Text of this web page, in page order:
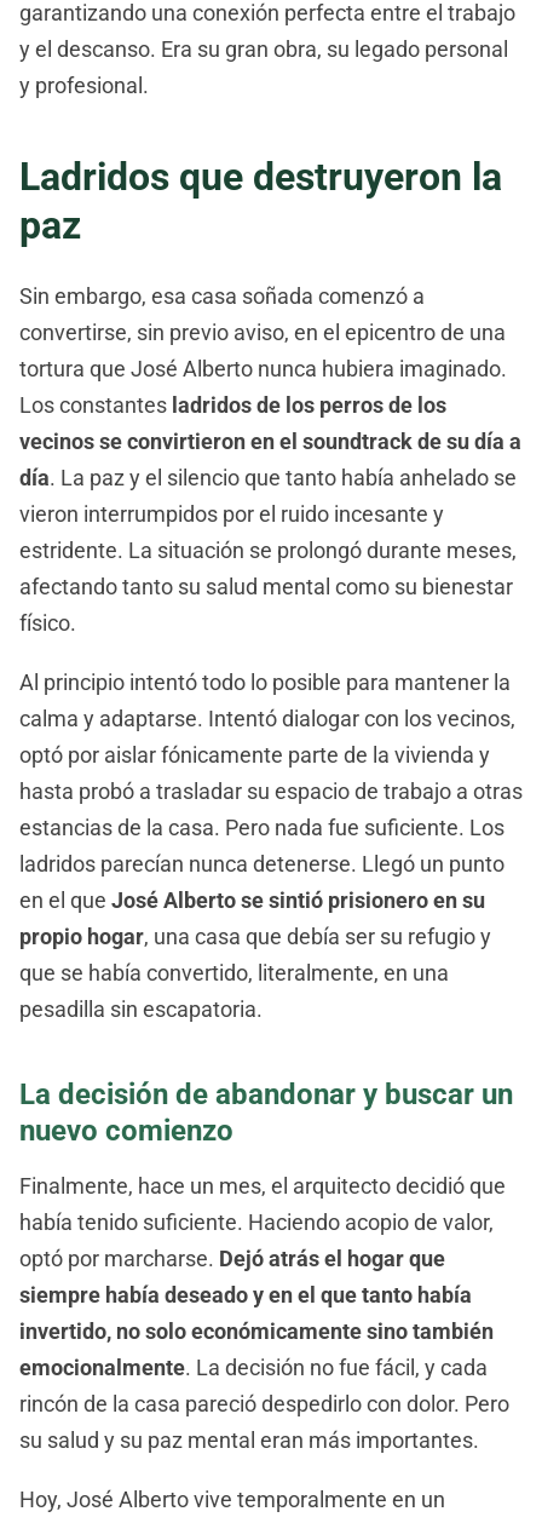
garantizando una conexión perfecta entre el trabajo
y el descanso. Era su gran obra, su legado personal
y profesional.
Ladridos que destruyeron la
paz
Sin embargo, esa casa soñada comenzó a
convertirse, sin previo aviso, en el epicentro de una
tortura que José Alberto nunca hubiera imaginado.
Los constantes ladridos de los perros de los
vecinos se convirtieron en el soundtrack de su día a
día. La paz y el silencio que tanto había anhelado se
vieron interrumpidos por el ruido incesante y
estridente. La situación se prolongó durante meses,
afectando tanto su salud mental como su bienestar
físico.
Al principio intentó todo lo posible para mantener la
calma y adaptarse. Intentó dialogar con los vecinos,
optó por aislar fónicamente parte de la vivienda y
hasta probó a trasladar su espacio de trabajo a otras
estancias de la casa. Pero nada fue suficiente. Los
ladridos parecían nunca detenerse. Llegó un punto
en el que José Alberto se sintió prisionero en su
propio hogar, una casa que debía ser su refugio y
que se había convertido, literalmente, en una
pesadilla sin escapatoria.
La decisión de abandonar y buscar un
nuevo comienzo
Finalmente, hace un mes, el arquitecto decidió que
había tenido suficiente. Haciendo acopio de valor,
optó por marcharse. Dejó atrás el hogar que
siempre había deseado y en el que tanto había
invertido, no solo económicamente sino también
emocionalmente. La decisión no fue fácil, y cada
rincón de la casa pareció despedirlo con dolor. Pero
su salud y su paz mental eran más importantes.
Hoy, José Alberto vive temporalmente en un